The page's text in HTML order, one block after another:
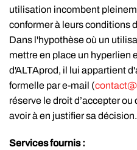
utilisation incombent
conformer à leurs conditions
Dans l'hypothèse où un
mettre en place un hyperlien
d'ALTAprod, il lui appartient
formelle par e-mail (
réserve le droit d’accepter
avoir à en justifier sa décision.
Services fournis :